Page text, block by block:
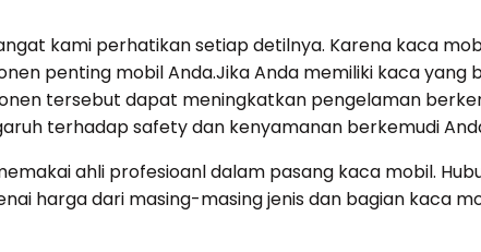
kami perhatikan setiap detilnya. Karena kaca
penting mobil Anda.Jika Anda memiliki kaca yang
tersebut dapat meningkatkan pengelaman
terhadap safety dan kenyamanan berkemudi
ahli profesioanl dalam pasang kaca mobil.
harga dari masing-masing jenis dan bagian kaca